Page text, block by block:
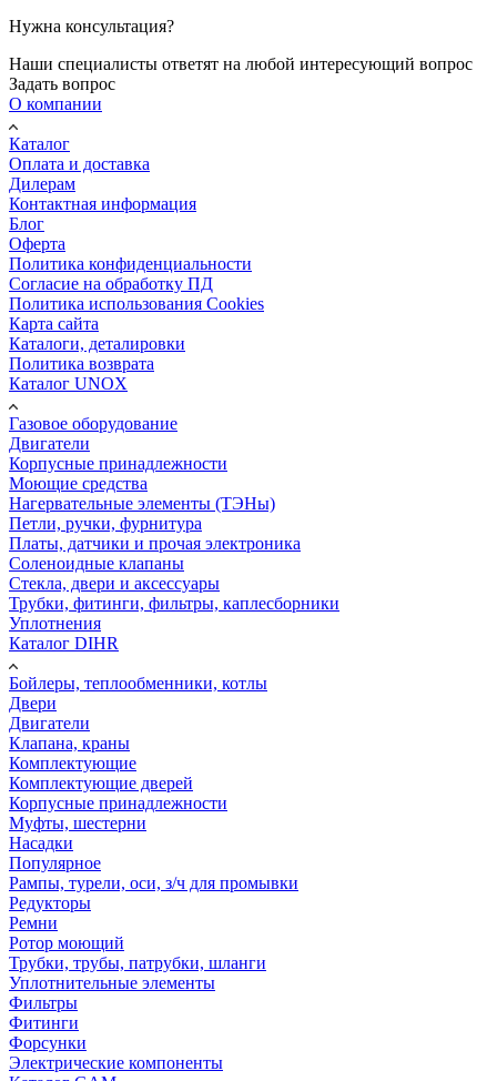
Нужна консультация?
Наши специалисты ответят на любой интересующий вопрос
Задать вопрос
О компании
Каталог
Оплата и доставка
Дилерам
Контактная информация
Блог
Оферта
Политика конфиденциальности
Согласие на обработку ПД
Политика использования Cookies
Карта сайта
Каталоги, деталировки
Политика возврата
Каталог UNOX
Газовое оборудование
Двигатели
Корпусные принадлежности
Моющие средства
Нагервательные элементы (ТЭНы)
Петли, ручки, фурнитура
Платы, датчики и прочая электроника
Соленоидные клапаны
Стекла, двери и аксессуары
Трубки, фитинги, фильтры, каплесборники
Уплотнения
Каталог DIHR
Бойлеры, теплообменники, котлы
Двери
Двигатели
Клапана, краны
Комплектующие
Комплектующие дверей
Корпусные принадлежности
Муфты, шестерни
Насадки
Популярное
Рампы, турели, оси, з/ч для промывки
Редукторы
Ремни
Ротор моющий
Трубки, трубы, патрубки, шланги
Уплотнительные элементы
Фильтры
Фитинги
Форсунки
Электрические компоненты